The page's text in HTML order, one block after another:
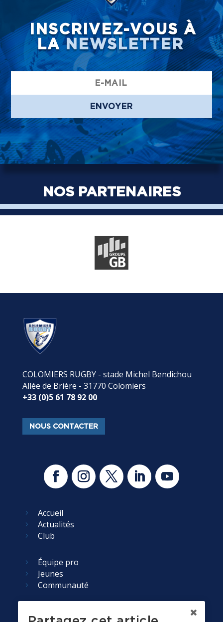
INSCRIVEZ-VOUS À
LA NEWSLETTER
ENVOYER
NOS PARTENAIRES
COLOMIERS RUGBY - stade Michel Bendichou
Allée de Brière - 31770 Colomiers
+33 (0)5 61 78 92 00
NOUS CONTACTER
5 Accueil
5 Actualités
5 Club
5 Équipe pro
5 Jeunes
5 Communauté